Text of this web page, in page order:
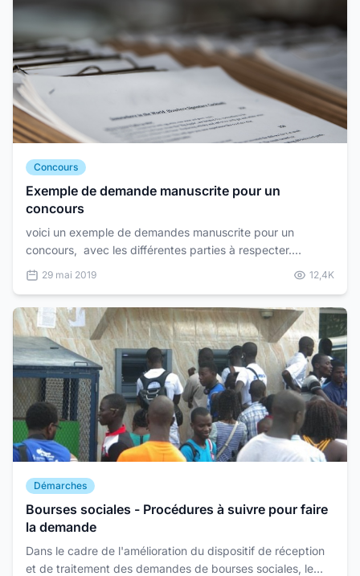
Concours
Exemple de demande manuscrite pour un
concours
voici un exemple de demandes manuscrite pour un
concours, avec les différentes parties à respecter.
Prénom - nom du candidat(e) : ...
29 mai 2019 12,4K
Démarches
Bourses sociales - Procédures à suivre pour faire
la demande
Dans le cadre de l'amélioration du dispositif de réception
et de traitement des demandes de bourses sociales, le